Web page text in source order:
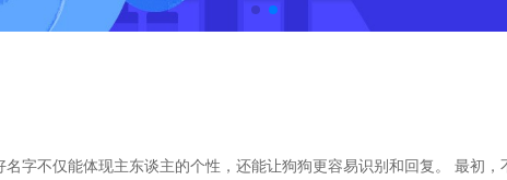
字不仅能体现主东谈主的个性，还能让狗狗更容易识别和回复。 最初